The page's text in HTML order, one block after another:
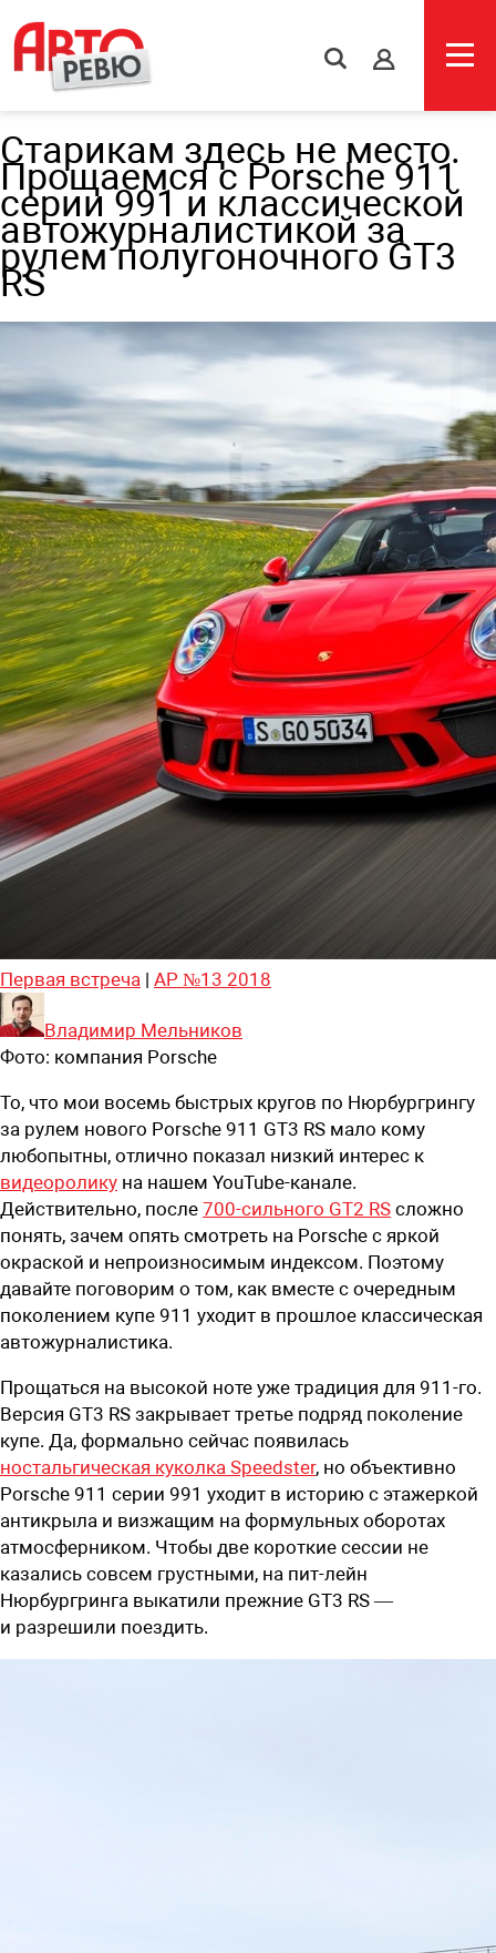
s
Старикам здесь не место.
Прощаемся с Porsche 911
серии 991 и классической
автожурналистикой за
рулем полугоночного GT3
RS
Первая встреча | АР №13 2018
Владимир Мельников
Фото: компания Porsсhe
То, что мои восемь быстрых кругов по Нюрбургрингу
за рулем нового Porsche 911 GT3 RS мало кому
любопытны, отлично показал низкий интерес к
видеоролику на нашем YouTube-канале.
Действительно, после 700-сильного GT2 RS сложно
понять, зачем опять смотреть на Porsche с яркой
окраской и непроизносимым индексом. Поэтому
давайте поговорим о том, как вместе с очередным
поколением купе 911 уходит в прошлое классическая
автожурналистика.
Прощаться на высокой ноте уже традиция для 911-го.
Версия GT3 RS закрывает третье подряд поколение
купе. Да, формально сейчас появилась
ностальгическая куколка Speedster, но объективно
Porsche 911 серии 991 уходит в историю с этажеркой
антикрыла и визжащим на формульных оборотах
атмосферником. Чтобы две короткие сессии не
казались совсем грустными, на пит-лейн
Нюрбургринга выкатили прежние GT3 RS —
и разрешили поездить.